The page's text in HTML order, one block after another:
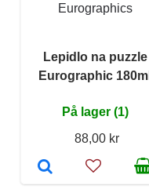
Eurographics
Lepidlo na puzzle
Eurographic 180ml
På lager (1)
88,00 kr